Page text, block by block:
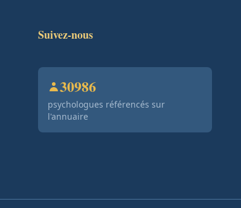
Suivez-nous
30986
psychologues référencés sur
l'annuaire